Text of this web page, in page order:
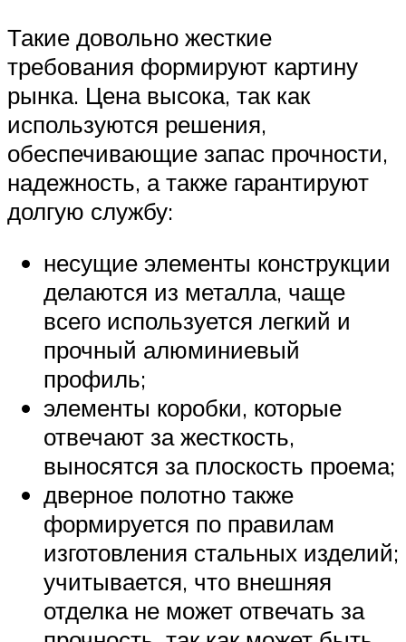
Такие довольно жесткие
требования формируют картину
рынка. Цена высока, так как
используются решения,
обеспечивающие запас прочности,
надежность, а также гарантируют
долгую службу:
несущие элементы конструкции
делаются из металла, чаще
всего используется легкий и
прочный алюминиевый
профиль;
элементы коробки, которые
отвечают за жесткость,
выносятся за плоскость проема;
дверное полотно также
формируется по правилам
изготовления стальных изделий;
учитывается, что внешняя
отделка не может отвечать за